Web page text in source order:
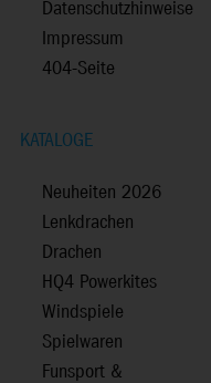
Datenschutzhinweise
Impressum
404-Seite
KATALOGE
Neuheiten 2026
Lenkdrachen
Drachen
HQ4 Powerkites
Windspiele
Spielwaren
Funsport &